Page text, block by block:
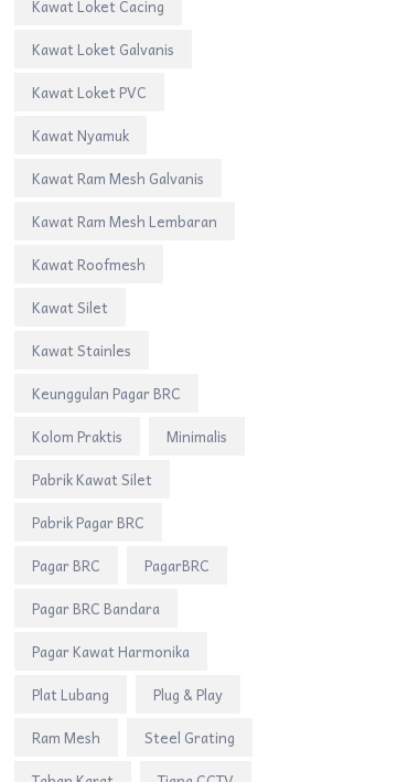
Kawat Loket Cacing
Kawat Loket Galvanis
Kawat Loket PVC
Kawat Nyamuk
Kawat Ram Mesh Galvanis
Kawat Ram Mesh Lembaran
Kawat Roofmesh
Kawat Silet
Kawat Stainles
Keunggulan Pagar BRC
Kolom Praktis
Minimalis
Pabrik Kawat Silet
Pabrik Pagar BRC
Pagar BRC
PagarBRC
Pagar BRC Bandara
Pagar Kawat Harmonika
Plat Lubang
Plug & Play
Ram Mesh
Steel Grating